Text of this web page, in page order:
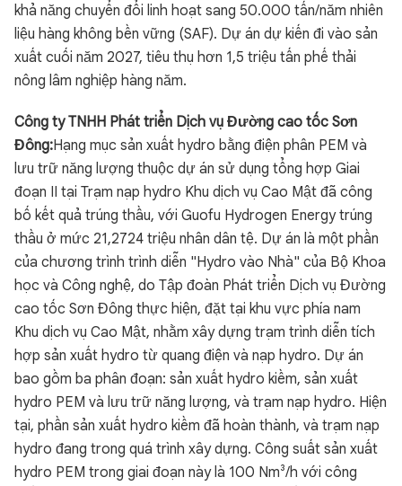
khả năng chuyển đổi linh hoạt sang 50.000 tấn/năm nhiên
liệu hàng không bền vững (SAF). Dự án dự kiến đi vào sản
xuất cuối năm 2027, tiêu thụ hơn 1,5 triệu tấn phế thải
nông lâm nghiệp hàng năm.
Công ty TNHH Phát triển Dịch vụ Đường cao tốc Sơn
Đông:Hạng mục sản xuất hydro bằng điện phân PEM và
lưu trữ năng lượng thuộc dự án sử dụng tổng hợp Giai
đoạn II tại Trạm nạp hydro Khu dịch vụ Cao Mật đã công
bố kết quả trúng thầu, với Guofu Hydrogen Energy trúng
thầu ở mức 21,2724 triệu nhân dân tệ. Dự án là một phần
của chương trình trình diễn "Hydro vào Nhà" của Bộ Khoa
học và Công nghệ, do Tập đoàn Phát triển Dịch vụ Đường
cao tốc Sơn Đông thực hiện, đặt tại khu vực phía nam
Khu dịch vụ Cao Mật, nhằm xây dựng trạm trình diễn tích
hợp sản xuất hydro từ quang điện và nạp hydro. Dự án
bao gồm ba phân đoạn: sản xuất hydro kiềm, sản xuất
hydro PEM và lưu trữ năng lượng, và trạm nạp hydro. Hiện
tại, phần sản xuất hydro kiềm đã hoàn thành, và trạm nạp
hydro đang trong quá trình xây dựng. Công suất sản xuất
hydro PEM trong giai đoạn này là 100 Nm³/h với công